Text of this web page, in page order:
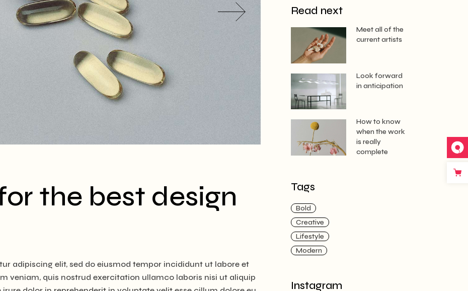
the best design
adipiscing elit, sed do eiusmod tempor incididunt ut labore et
veniam, quis nostrud exercitation ullamco laboris nisi ut aliquip
Read next
Meet all of the
current artists
Look forward
in anticipation
How to know
when the work
is really
complete
Tags
Bold
Creative
Lifestyle
Modern
Instagram